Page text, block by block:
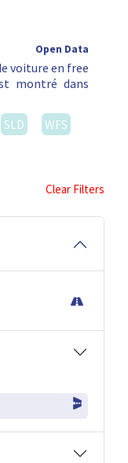
Open Data
voiture en free
montré dans
SLD
WFS
Clear Filters